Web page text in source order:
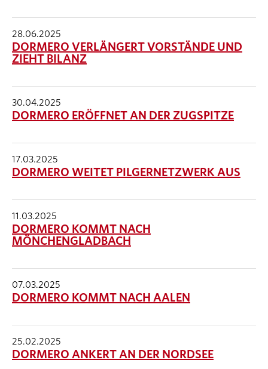
28.06.2025
DORMERO VERLÄNGERT VORSTÄNDE UND
ZIEHT BILANZ
30.04.2025
DORMERO ERÖFFNET AN DER ZUGSPITZE
17.03.2025
DORMERO WEITET PILGERNETZWERK AUS
11.03.2025
DORMERO KOMMT NACH
MÖNCHENGLADBACH
07.03.2025
DORMERO KOMMT NACH AALEN
25.02.2025
DORMERO ANKERT AN DER NORDSEE